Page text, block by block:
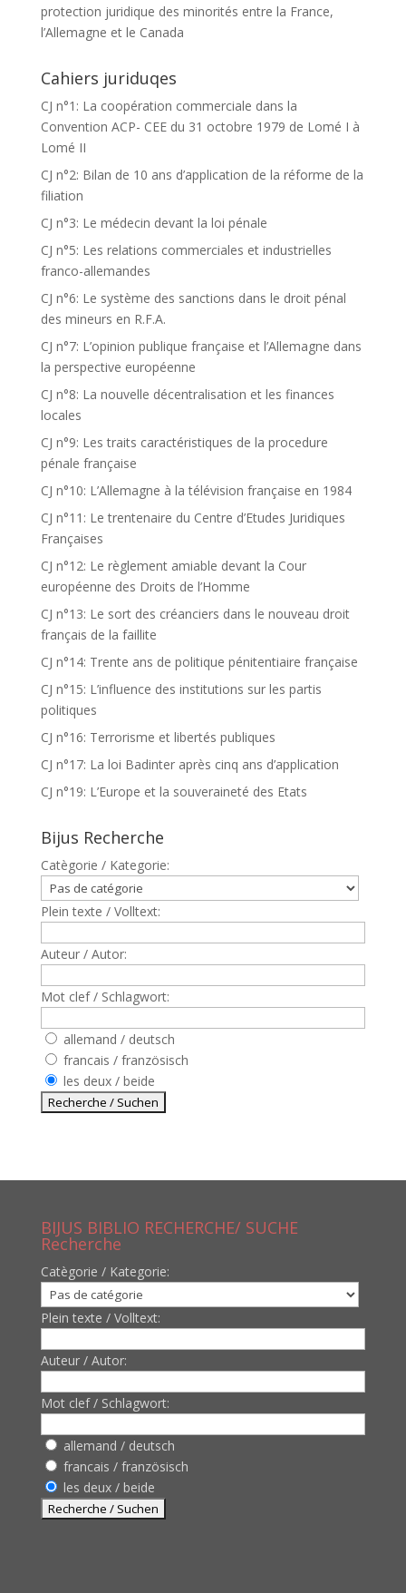
protection juridique des minorités entre la France,
l’Allemagne et le Canada
Cahiers juriduqes
CJ n°1: La coopération commerciale dans la
Convention ACP- CEE du 31 octobre 1979 de Lomé I à
Lomé II
CJ n°2: Bilan de 10 ans d’application de la réforme de la
filiation
CJ n°3: Le médecin devant la loi pénale
CJ n°5: Les relations commerciales et industrielles
franco-allemandes
CJ n°6: Le système des sanctions dans le droit pénal
des mineurs en R.F.A.
CJ n°7: L’opinion publique française et l’Allemagne dans
la perspective européenne
CJ n°8: La nouvelle décentralisation et les finances
locales
CJ n°9: Les traits caractéristiques de la procedure
pénale française
CJ n°10: L’Allemagne à la télévision française en 1984
CJ n°11: Le trentenaire du Centre d’Etudes Juridiques
Françaises
CJ n°12: Le règlement amiable devant la Cour
européenne des Droits de l’Homme
CJ n°13: Le sort des créanciers dans le nouveau droit
français de la faillite
CJ n°14: Trente ans de politique pénitentiaire française
CJ n°15: L’influence des institutions sur les partis
politiques
CJ n°16: Terrorisme et libertés publiques
CJ n°17: La loi Badinter après cinq ans d’application
CJ n°19: L’Europe et la souveraineté des Etats
Bijus Recherche
Catègorie / Kategorie:
Plein texte / Volltext:
Auteur / Autor:
Mot clef / Schlagwort:
allemand / deutsch
francais / französisch
les deux / beide
BIJUS BIBLIO RECHERCHE/ SUCHE
Recherche
Catègorie / Kategorie:
Plein texte / Volltext:
Auteur / Autor:
Mot clef / Schlagwort:
allemand / deutsch
francais / französisch
les deux / beide